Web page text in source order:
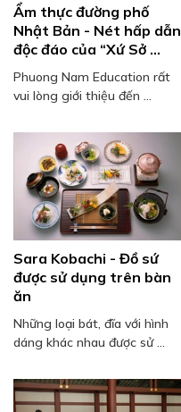
Ẩm thực đường phố
Nhật Bản - Nét hấp dẫn
độc đáo của “Xứ Sở ...
Phuong Nam Education rất
vui lòng giới thiệu đến ...
Sara Kobachi - Đồ sứ
được sử dụng trên bàn
ăn
Những loại bát, đĩa với hình
dáng khác nhau được sử ...